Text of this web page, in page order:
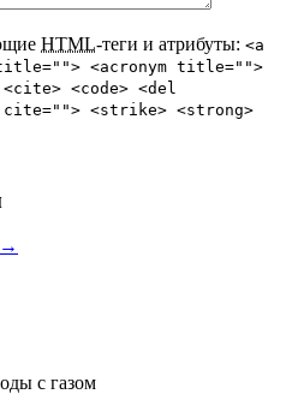
HTML-теги и атрибуты: <a
<acronym title="">
<code> <del
cite=""> <strike> <strong>
→
с газом